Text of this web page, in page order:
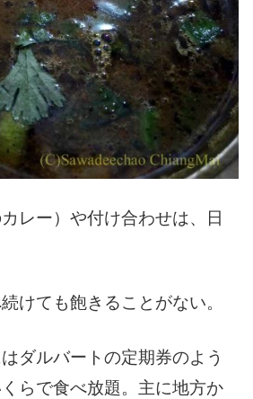
レー）や付け合わせは、日
けても飽きることがない。
ダルバートの定期券のよう
らで食べ放題。主に地方か